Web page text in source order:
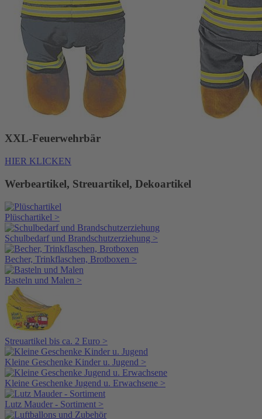
XXL-Feuerwehrbär
HIER KLICKEN
Werbeartikel, Streuartikel, Dekoartikel
Plüschartikel >
Schulbedarf und Brandschutzerziehung >
Becher, Trinkflaschen, Brotboxen >
Basteln und Malen >
Streuartikel bis ca. 2 Euro >
Kleine Geschenke Kinder u. Jugend >
Kleine Geschenke Jugend u. Erwachsene >
Lutz Mauder - Sortiment >